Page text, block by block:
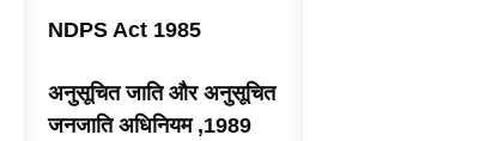
NDPS Act 1985
अनुसूचित जाति और अनुसूचित
जनजाति अधिनियम ,1989